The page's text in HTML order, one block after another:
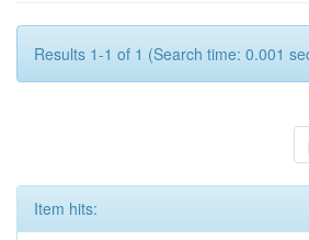
Results 1-1 of 1 (Search time: 0.001
Item hits: